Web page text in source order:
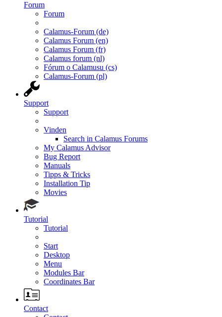
Forum
Forum
Calamus-Forum (de)
Calamus Forum (en)
Calamus Forum (fr)
Calamus forum (nl)
Fórum o Calamusu (cs)
Calamus-Forum (pl)
Support
Support
Vinden
Search in Calamus Forums
My Calamus Advisor
Bug Report
Manuals
Tipps & Tricks
Installation Tip
Movies
Tutorial
Tutorial
Start
Desktop
Menu
Modules Bar
Coordinates Bar
Contact